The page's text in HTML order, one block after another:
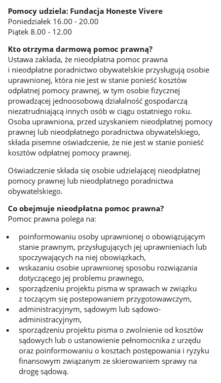
Pomocy udziela: Fundacja Honeste Vivere
Poniedziałek 16.00 - 20.00
Piątek 8.00 - 12.00
Kto otrzyma darmową pomoc prawną?
Ustawa zakłada, że nieodpłatna pomoc prawna
i nieodpłatne poradnictwo obywatelskie przysługują osobie
uprawnionej, która nie jest w stanie ponieść kosztów
odpłatnej pomocy prawnej, w tym osobie fizycznej
prowadzącej jednoosobową działalność gospodarczą
niezatrudniającą innych osób w ciągu ostatniego roku.
Osoba uprawniona, przed uzyskaniem nieodpłatnej pomocy
prawnej lub nieodpłatnego poradnictwa obywatelskiego,
składa pisemne oświadczenie, że nie jest w stanie ponieść
kosztów odpłatnej pomocy prawnej.
Oświadczenie składa się osobie udzielającej nieodpłatnej
pomocy prawnej lub nieodpłatnego poradnictwa
obywatelskiego.
Co obejmuje nieodpłatna pomoc prawna?
Pomoc prawna polega na:
poinformowaniu osoby uprawnionej o obowiązującym
stanie prawnym, przysługujących jej uprawnieniach lub
spoczywających na niej obowiązkach,
wskazaniu osobie uprawnionej sposobu rozwiązania
dotyczącego jej problemu prawnego,
sporządzeniu projektu pisma w sprawach w związku
z toczącym się postepowaniem przygotowawczym,
administracyjnym, sądowym lub sądowo-
administracyjnym,
sporządzeniu projektu pisma o zwolnienie od kosztów
sądowych lub o ustanowienie pełnomocnika z urzędu
oraz poinformowaniu o kosztach postępowania i ryzyku
finansowym związanym ze skierowaniem sprawy na
drogę sądową.